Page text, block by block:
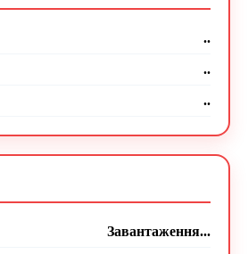
..
..
..
Завантаження...